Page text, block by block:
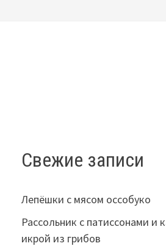
Свежие записи
Лепёшки с мясом оссобуко
Рассольник с патиссонами и
икрой из грибов